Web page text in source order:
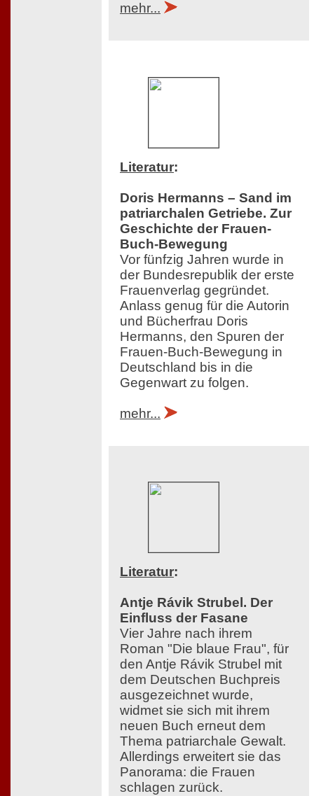
mehr...
Literatur:
Doris Hermanns – Sand im
patriarchalen Getriebe. Zur
Geschichte der Frauen-
Buch-Bewegung
Vor fünfzig Jahren wurde in
der Bundesrepublik der erste
Frauenverlag gegründet.
Anlass genug für die Autorin
und Bücherfrau Doris
Hermanns, den Spuren der
Frauen-Buch-Bewegung in
Deutschland bis in die
Gegenwart zu folgen.
mehr...
Literatur:
Antje Rávik Strubel. Der
Einfluss der Fasane
Vier Jahre nach ihrem
Roman "Die blaue Frau", für
den Antje Rávik Strubel mit
dem Deutschen Buchpreis
ausgezeichnet wurde,
widmet sie sich mit ihrem
neuen Buch erneut dem
Thema patriarchale Gewalt.
Allerdings erweitert sie das
Panorama: die Frauen
schlagen zurück.